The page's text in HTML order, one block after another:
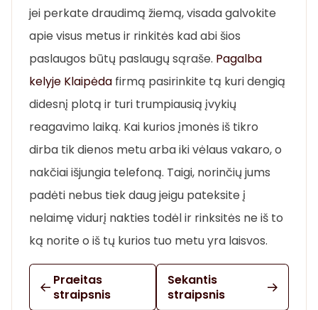
jei perkate draudimą žiemą, visada galvokite
apie visus metus ir rinkitės kad abi šios
paslaugos būtų paslaugų sąraše. Pagalba
kelyje Klaipėda firmą pasirinkite tą kuri dengią
didesnį plotą ir turi trumpiausią įvykių
reagavimo laiką. Kai kurios įmonės iš tikro
dirba tik dienos metu arba iki vėlaus vakaro, o
nakčiai išjungia telefoną. Taigi, norinčių jums
padėti nebus tiek daug jeigu pateksite į
nelaimę vidurį nakties todėl ir rinksitės ne iš to
ką norite o iš tų kurios tuo metu yra laisvos.
Praeitas
straipsnis
Sekantis
straipsnis